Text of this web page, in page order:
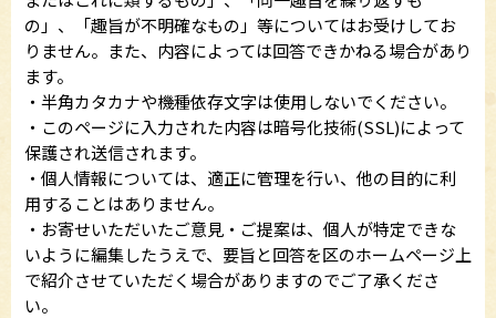
の」、「趣旨が不明確なもの」等についてはお受けしてお
りません。また、内容によっては回答できかねる場合があり
ます。
・半角カタカナや機種依存文字は使用しないでください。
・このページに入力された内容は暗号化技術(SSL)によって
保護され送信されます。
・個人情報については、適正に管理を行い、他の目的に利
用することはありません。
・お寄せいただいたご意見・ご提案は、個人が特定できな
いように編集したうえで、要旨と回答を区のホームページ上
で紹介させていただく場合がありますのでご了承くださ
い。